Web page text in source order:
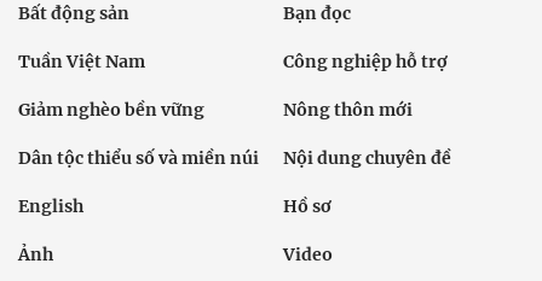
Bất động sản Bạn đọc
Tuần Việt Nam Công nghiệp hỗ trợ
Giảm nghèo bền vững Nông thôn mới
Dân tộc thiểu số và miền núi Nội dung chuyên đề
English Hồ sơ
Ảnh Video